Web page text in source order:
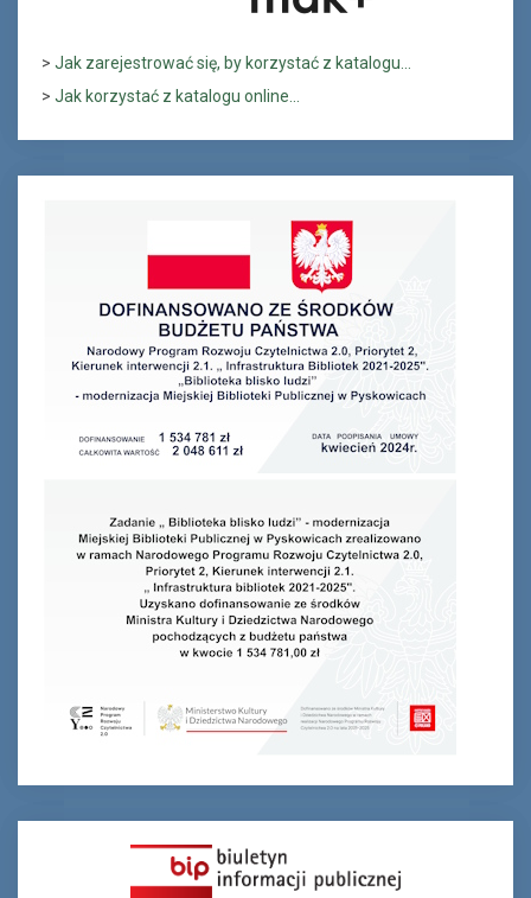
> Jak zarejestrować się, by korzystać z katalogu...
> Jak korzystać z katalogu online...